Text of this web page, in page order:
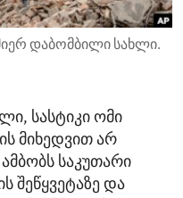
დაბომბილი სახლი.
სასტიკი ომი
მიხედვით არ
საკუთარი
შეწყვეტაზე და